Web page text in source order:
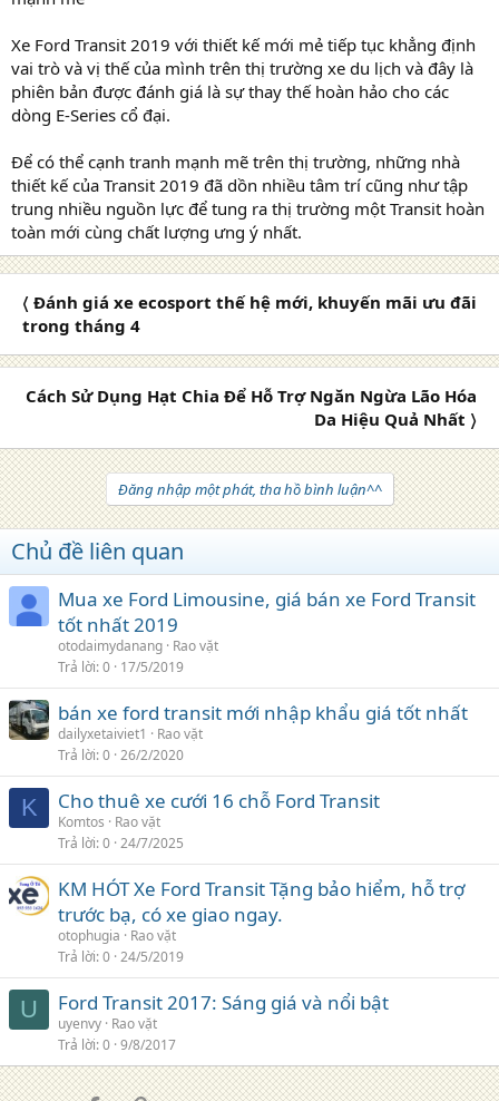
Xe Ford Transit 2019 với thiết kế mới mẻ tiếp tục khẳng định
vai trò và vị thế của mình trên thị trường xe du lịch và đây là
phiên bản được đánh giá là sự thay thế hoàn hảo cho các
dòng E-Series cổ đại.
Để có thể cạnh tranh mạnh mẽ trên thị trường, những nhà
thiết kế của Transit 2019 đã dồn nhiều tâm trí cũng như tập
trung nhiều nguồn lực để tung ra thị trường một Transit hoàn
toàn mới cùng chất lượng ưng ý nhất.
〈 Đánh giá xe ecosport thế hệ mới, khuyến mãi ưu đãi
trong tháng 4
Cách Sử Dụng Hạt Chia Để Hỗ Trợ Ngăn Ngừa Lão Hóa
Da Hiệu Quả Nhất 〉
Đăng nhập một phát, tha hồ bình luận^^
Chủ đề liên quan
Mua xe Ford Limousine, giá bán xe Ford Transit
tốt nhất 2019
otodaimydanang Rao vặt
Trả lời 0 17/5/2019
bán xe ford transit mới nhập khẩu giá tốt nhất
dailyxetaiviet1
Rao vặt
Trả lời 0 26/2/2020
K Cho thuê xe cưới 16 chỗ Ford Transit
Komtos
Rao vặt
Trả lời 0 24/7/2025
KM HÓT Xe Ford Transit Tặng bảo hiểm, hỗ trợ
trước bạ, có xe giao ngay.
otophugia
Rao vặt
Trả lời 0 24/5/2019
U Ford Transit 2017: Sáng giá và nổi bật
uyenvy Rao vặt
Trả lời 0 9/8/2017